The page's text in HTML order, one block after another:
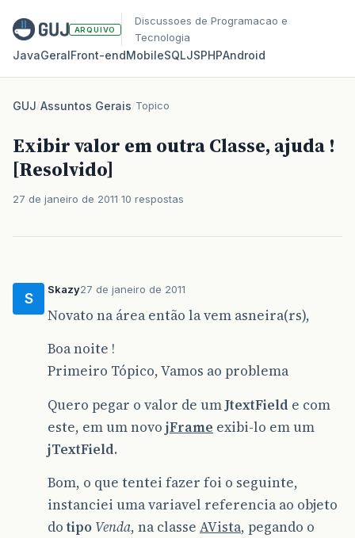
ARQUIVO
Discussoes de Programacao e
Tecnologia
JavaGeralFront‑endMobileSQLJSPHPAndroid
GUJ/Assuntos Gerais/Topico
Exibir valor em outra Classe, ajuda !
[Resolvido]
27 de janeiro de 2011 10 respostas
S
Skazy27 de janeiro de 2011
Novato na área então la vem asneira(rs),
Boa noite !
Primeiro Tópico, Vamos ao problema
Quero pegar o valor de umJtextField e com
este, em um novo jFrame exibi-lo em um
jTextField.
Bom, o que tentei fazer foi o seguinte,
instanciei uma variavel referencia ao objeto
dotipo Venda, na classe AVista, pegando o